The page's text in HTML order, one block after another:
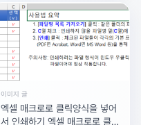
이미지 글
엑셀 매크로로 클릭양식을 넣어
서 인쇄하기 엑셀 매크로로 클릭